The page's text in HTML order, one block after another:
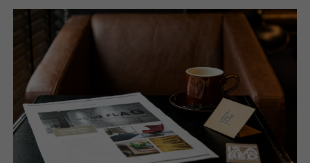
こうしたホスピタリティを目指すなかで、Expediaで
は2026年6月15日現在、1,413件の口コミで10点満点
中9.8点の評価をいただいています。